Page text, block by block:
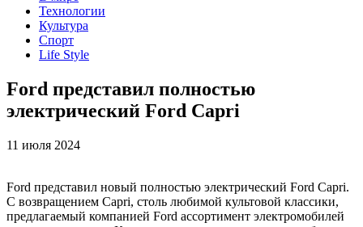
Технологии
Культура
Спорт
Life Style
Ford представил полностью
электрический Ford Capri
11 июля 2024
Ford представил новый полностью электрический Ford Capri.
С возвращением Capri, столь любимой культовой классики,
предлагаемый компанией Ford ассортимент электромобилей